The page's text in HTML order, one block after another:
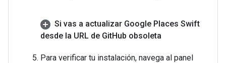
Si vas a actualizar Google Places Swift
desde la URL de GitHub obsoleta
Para verificar tu instalación, navega al panel